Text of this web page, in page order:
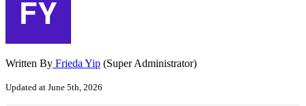
Written By Frieda Yip (Super Administrator)
Updated at June 5th, 2026